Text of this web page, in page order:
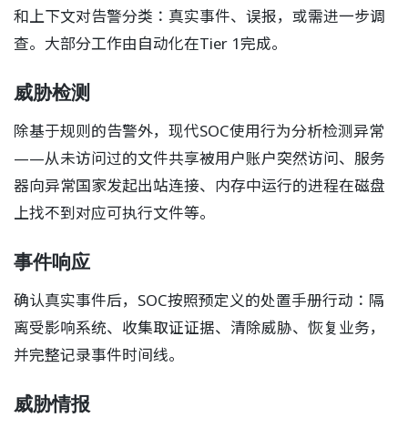
和上下文对告警分类：真实事件、误报，或需进一步调
查。大部分工作由自动化在Tier 1完成。
威胁检测
除基于规则的告警外，现代SOC使用行为分析检测异常
——从未访问过的文件共享被用户账户突然访问、服务
器向异常国家发起出站连接、内存中运行的进程在磁盘
上找不到对应可执行文件等。
事件响应
确认真实事件后，SOC按照预定义的处置手册行动：隔
离受影响系统、收集取证证据、清除威胁、恢复业务，
并完整记录事件时间线。
威胁情报